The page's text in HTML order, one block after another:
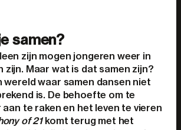
samen?
zijn mogen jongeren weer in
zijn. Maar wat is dat samen zijn?
wereld waar samen dansen niet
is. De behoefte om te
te raken en het leven te vieren
of 21komt terug met het